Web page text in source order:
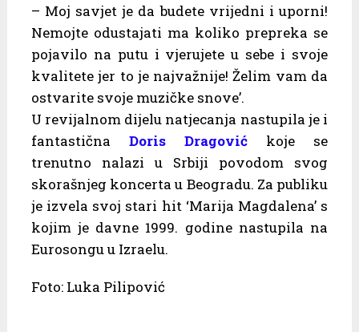
– Moj savjet je da budete vrijedni i uporni!
Nemojte odustajati ma koliko prepreka se
pojavilo na putu i vjerujete u sebe i svoje
kvalitete jer to je najvažnije! Želim vam da
ostvarite svoje muzičke snove’.
U revijalnom dijelu natjecanja nastupila je i
fantastična Doris Dragović koje se
trenutno nalazi u Srbiji povodom svog
skorašnjeg koncerta u Beogradu. Za publiku
je izvela svoj stari hit ‘Marija Magdalena’ s
kojim je davne 1999. godine nastupila na
Eurosongu u Izraelu.
Foto: Luka Pilipović